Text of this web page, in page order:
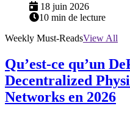
18 juin 2026
10 min de lecture
Weekly Must-ReadsView All
Qu’est-ce qu’un
Decentralized
Networks en 2026